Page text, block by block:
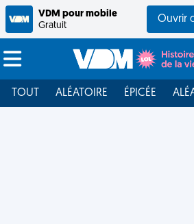
VDM pour mobile
Gratuit
Ouvrir
TOUT ALÉATOIRE ÉPICÉE